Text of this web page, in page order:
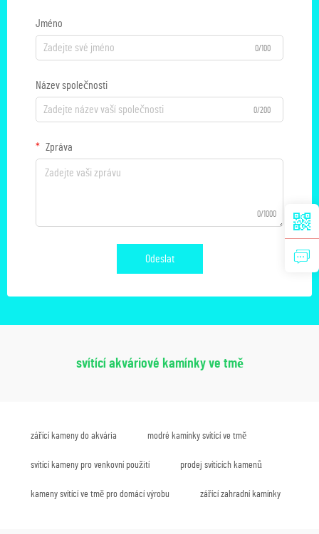
Jméno
0/100
Název společnosti
0/200
Zpráva
0/1000
Odeslat
svítící akváriové kamínky ve tmě
zářící kameny do akvária modré kamínky svítící ve tmě
svítící kameny pro venkovní použití prodej svítících kamenů
kameny svítící ve tmě pro domácí výrobu zářící zahradní kamínky